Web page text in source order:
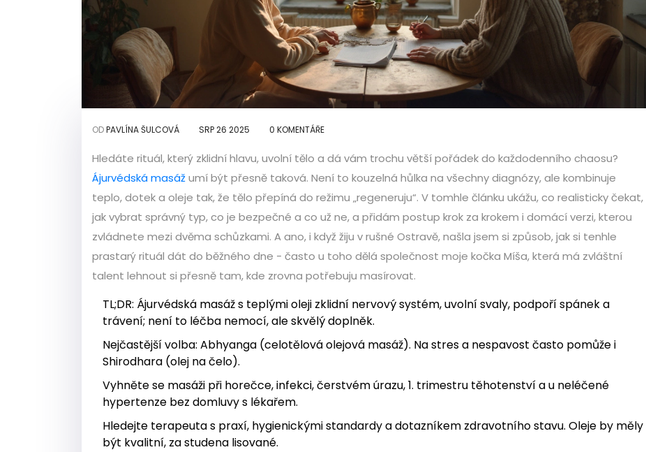
ODPAVLÍNA ŠULCOVÁ SRP 26 2025 0 KOMENTÁŘE
Hledáte rituál, který zklidní hlavu, uvolní tělo a dá vám trochu větší pořádek do každodenního chaosu?
Ájurvédská masážumí být přesně taková. Není to kouzelná hůlka na všechny diagnózy, ale kombinuje
teplo, dotek a oleje tak, že tělo přepíná do režimu „regeneruju“. V tomhle článku ukážu, co realisticky čekat,
jak vybrat správný typ, co je bezpečné a co už ne, a přidám postup krok za krokem i domácí verzi, kterou
zvládnete mezi dvěma schůzkami. A ano, i když žiju v rušné Ostravě, našla jsem si způsob, jak si tenhle
prastarý rituál dát do běžného dne - často u toho dělá společnost moje kočka Míša, která má zvláštní
talent lehnout si přesně tam, kde zrovna potřebuju masírovat.
TL;DR: Ájurvédská masáž s teplými oleji zklidní nervový systém, uvolní svaly, podpoří spánek a
trávení; není to léčba nemocí, ale skvělý doplněk.
Nejčastější volba: Abhyanga (celotělová olejová masáž). Na stres a nespavost často pomůže i
Shirodhara (olej na čelo).
Vyhněte se masáži při horečce, infekci, čerstvém úrazu, 1. trimestru těhotenství a u neléčené
hypertenze bez domluvy s lékařem.
Hledejte terapeuta s praxí, hygienickými standardy a dotazníkem zdravotního stavu. Oleje by měly
být kvalitní, za studena lisované.